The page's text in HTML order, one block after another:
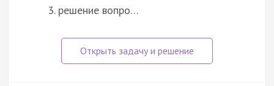
решение вопро…